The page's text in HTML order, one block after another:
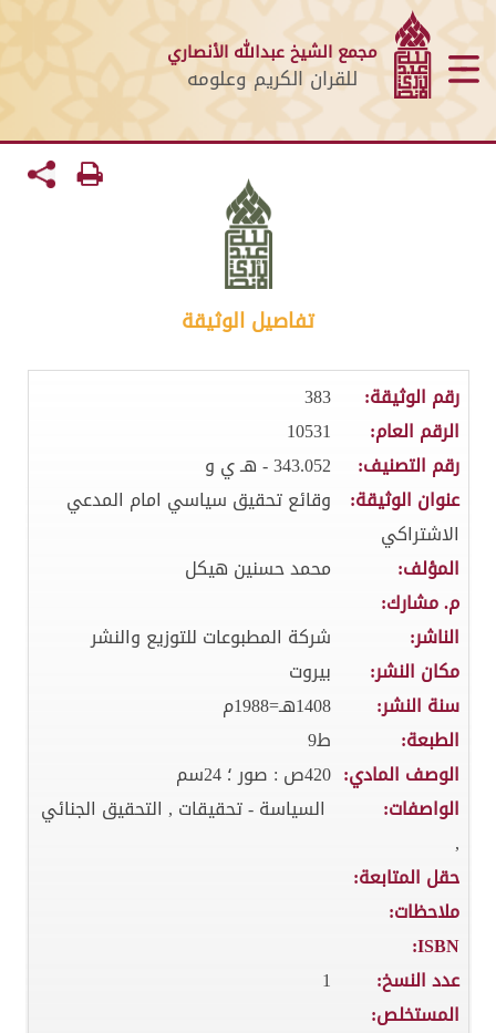
مجمع الشيخ عبدالله الأنصاري
للقران الكريم وعلومه
تفاصيل الوثيقة
رقم الوثيقة:
383
الرقم العام:
10531
رقم التصنيف:
343.052 - هـ ي و
عنوان الوثيقة:
وقائع تحقيق سياسي امام المدعي
الاشتراكي
المؤلف:
محمد حسنين هيكل
م. مشارك:
الناشر:
شركة المطبوعات للتوزيع والنشر
مكان النشر:
بيروت
سنة النشر:
1408هـ=1988م
الطبعة:
ط9
الوصف المادي: 420ص : صور ؛ 24سم
الواصفات:
السياسة - تحقيقات , التحقيق الجنائي
,
حقل المتابعة:
ملاحظات:
ISBN:
عدد النسخ:
1
المستخلص: